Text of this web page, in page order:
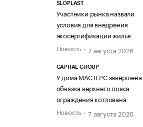
SLOPLAST
Участники рынка назвали
условия для внедрения
экосертификации жилья
Новость
7 августа 2026
CAPITAL GROUP
У дома МАСТЕРС завершена
обвязка верхнего пояса
ограждения котлована
Новость
7 августа 2026